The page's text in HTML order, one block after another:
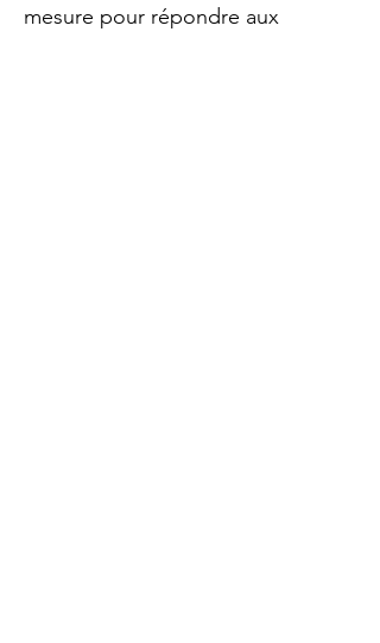
mesure pour répondre aux